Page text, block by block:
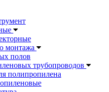
монтажа
полов
трубопроводов
полипропилена